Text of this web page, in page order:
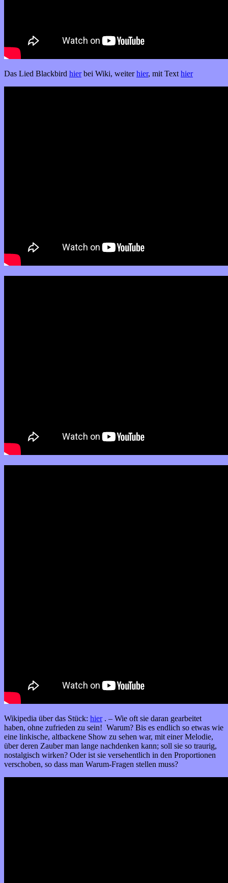
Das Lied Blackbird hierbei Wiki, weiterhier, mit Text hier
Wikipedia über das Stück: hier. – Wie oft sie daran gearbeitet
haben, ohne zufrieden zu sein! Warum? Bis es endlich so etwas wie
eine linkische, altbackene Show zu sehen war, mit einer Melodie,
über deren Zauber man lange nachdenken kann; soll sie so traurig,
nostalgisch wirken? Oder ist sie versehentlich in den Proportionen
verschoben, so dass man Warum-Fragen stellen muss?